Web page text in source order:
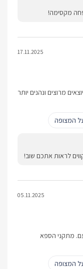
מקסימה!
17.11.2025
מרוצים ונהנים יותר
המצופה
לראות אתכם שוב!
05.11.2025
מתקני הספא
המצופה